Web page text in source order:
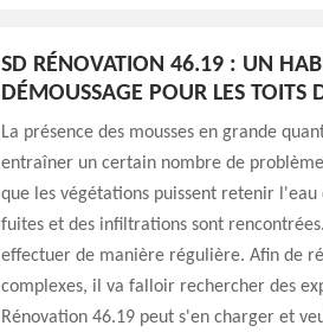
SD RÉNOVATION 46.19 : UN
DÉMOUSSAGE POUR LES TOITS
La présence des mousses en grande
entraîner un certain nombre de
que les végétations puissent retenir l'eau
fuites et des infiltrations sont
effectuer de manière régulière. Afin de
complexes, il va falloir rechercher des
Rénovation 46.19 peut s'en charger et